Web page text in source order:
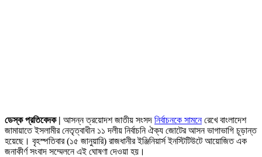
ডেস্ক প্রতিবেদক | আসন্ন ত্রয়োদশ জাতীয় সংসদ নির্বাচনকে সামনেরেখে বাংলাদেশ
জামায়াতে ইসলামীর নেতৃত্বাধীন ১১ দলীয় নির্বাচনি ঐক্য জোটের আসন ভাগাভাগি চূড়ান্ত
হয়েছে। বৃহস্পতিবার (১৫ জানুয়ারি) রাজধানীর ইঞ্জিনিয়ার্স ইনস্টিটিউটে আয়োজিত এক
জনাকীর্ণ সংবাদ সম্মেলনে এই ঘোষণা দেওয়া হয়।